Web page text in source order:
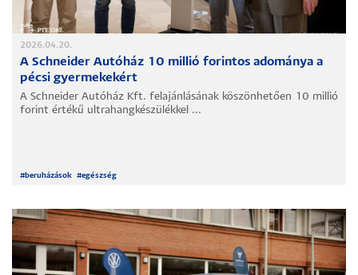
2026.04.20.
A Schneider Autóház 10 millió forintos adománya a
pécsi gyermekekért
A Schneider Autóház Kft. felajánlásának köszönhetően 10 millió
forint értékű ultrahangkészülékkel ...
#beruházások #egészség